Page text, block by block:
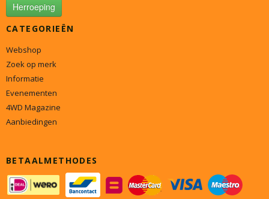
Herroeping
CATEGORIEËN
Webshop
Zoek op merk
Informatie
Evenementen
4WD Magazine
Aanbiedingen
BETAALMETHODES